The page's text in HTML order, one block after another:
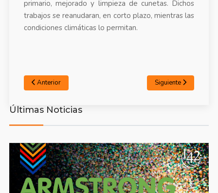
primario, mejorado y limpieza de cunetas. Dichos
trabajos se reanudaran, en corto plazo, mientras las
condiciones climáticas lo permitan.
Anterior Siguiente
Últimas Noticias